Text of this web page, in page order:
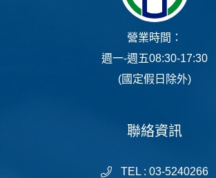
營業時間：
週一-週五08:30-17:30
(國定假日除外)
聯絡資訊
TEL : 03-5240266